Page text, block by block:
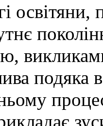
освітяни,
подяка